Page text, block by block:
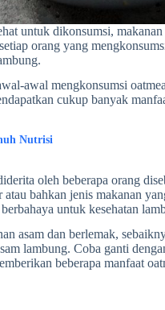
untuk dikonsumsi,
orang yang
awal mengkonsumsi
cukup banyak
Nutrisi
oleh beberapa orang
bahkan jenis makanan
untuk kesehatan
asam dan berlemak,
lambung. Coba ganti
beberapa manfaat